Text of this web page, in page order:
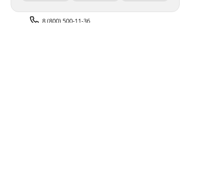
8 (800) 500-11-36